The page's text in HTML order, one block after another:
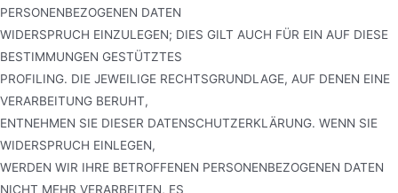
PERSONENBEZOGENEN DATEN
WIDERSPRUCH EINZULEGEN; DIES GILT AUCH FÜR EIN AUF DIESE
BESTIMMUNGEN GESTÜTZTES
PROFILING. DIE JEWEILIGE RECHTSGRUNDLAGE, AUF DENEN EINE
VERARBEITUNG BERUHT,
ENTNEHMEN SIE DIESER DATENSCHUTZERKLÄRUNG. WENN SIE
WIDERSPRUCH EINLEGEN,
WERDEN WIR IHRE BETROFFENEN PERSONENBEZOGENEN DATEN
NICHT MEHR VERARBEITEN, ES